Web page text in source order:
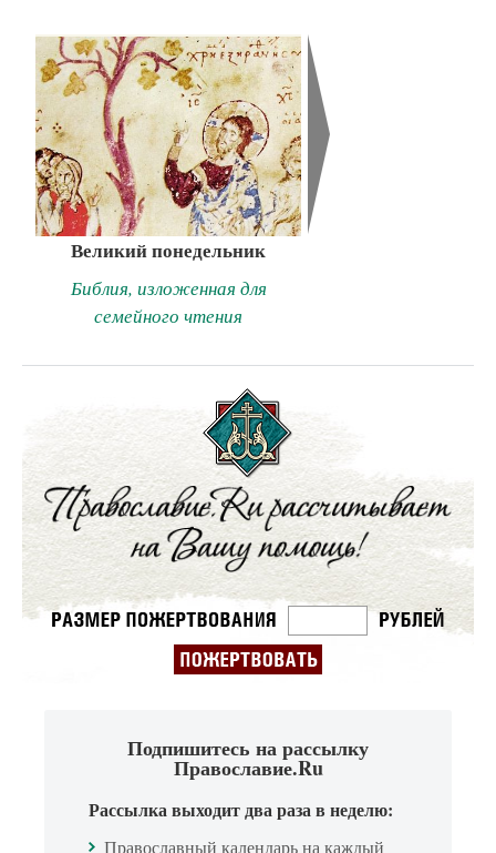
Великий понедельник
Библия, изложенная для
семейного чтения
Подпишитесь на рассылку
Православие.Ru
Рассылка выходит два раза в неделю:
Православный календарь на каждый